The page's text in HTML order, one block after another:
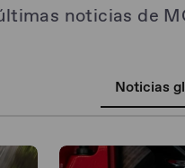
noticias de
Noticias